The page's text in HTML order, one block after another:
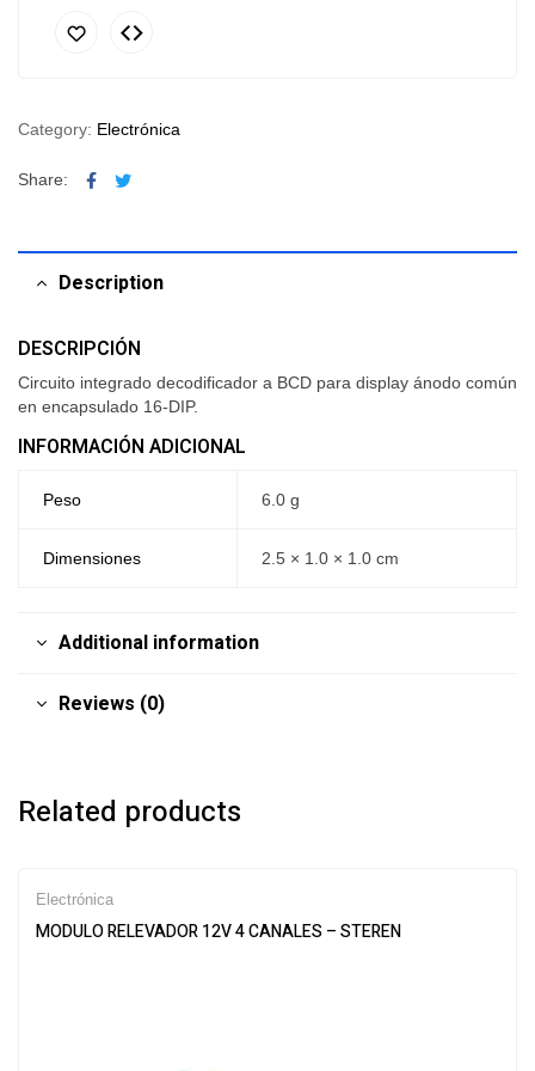
Category: Electrónica
Share: Facebook
Twitter
Description
DESCRIPCIÓN
Circuito integrado decodificador a BCD para display ánodo común
en encapsulado 16-DIP.
INFORMACIÓN ADICIONAL
Peso 6.0 g
Dimensiones 2.5 × 1.0 × 1.0 cm
Additional information
Reviews (0)
Related products
Electrónica
MODULO RELEVADOR 12V 4 CANALES – STEREN